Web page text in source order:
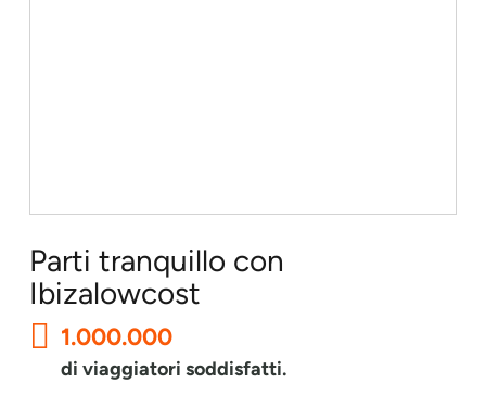
Parti tranquillo con
Ibizalowcost
1.000.000
di viaggiatori soddisfatti.